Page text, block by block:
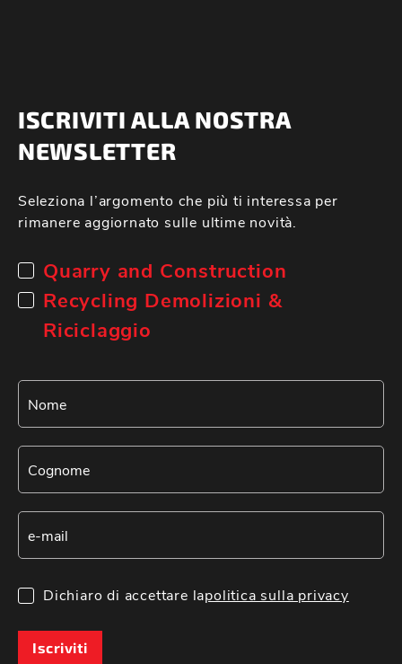
ISCRIVITI ALLA NOSTRA
NEWSLETTER
Seleziona l’argomento che più ti interessa per
rimanere aggiornato sulle ultime novità.
Quarry and Construction
Recycling Demolizioni &
Riciclaggio
Dichiaro di accettare lapolitica sulla privacy
Iscriviti